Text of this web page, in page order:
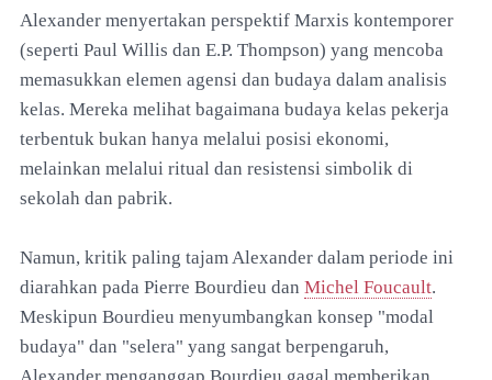
Alexander menyertakan perspektif Marxis kontemporer
(seperti Paul Willis dan E.P. Thompson) yang mencoba
memasukkan elemen agensi dan budaya dalam analisis
kelas. Mereka melihat bagaimana budaya kelas pekerja
terbentuk bukan hanya melalui posisi ekonomi,
melainkan melalui ritual dan resistensi simbolik di
sekolah dan pabrik.
Namun, kritik paling tajam Alexander dalam periode ini
diarahkan pada Pierre Bourdieu dan Michel Foucault.
Meskipun Bourdieu menyumbangkan konsep "modal
budaya" dan "selera" yang sangat berpengaruh,